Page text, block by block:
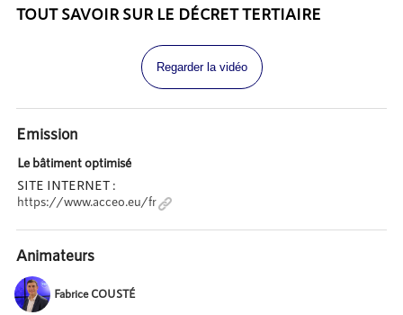
TOUT SAVOIR SUR LE DÉCRET TERTIAIRE
Regarder la vidéo
Emission
Le bâtiment optimisé
SITE INTERNET :
https://www.acceo.eu/fr
Animateurs
Fabrice COUSTÉ